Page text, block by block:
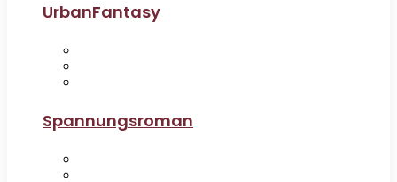
UrbanFantasy
Spannungsroman